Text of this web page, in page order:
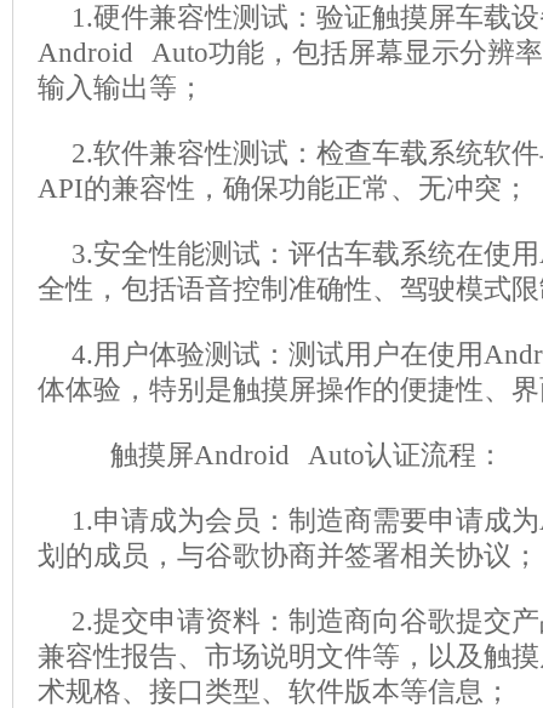
1.硬件兼容性测试：验证触摸屏车载
Android Auto功能，包括屏幕显示分辨
输入输出等；
2.软件兼容性测试：检查车载系统软
API的兼容性，确保功能正常、无冲突；
3.安全性能测试：评估车载系统在使
全性，包括语音控制准确性、驾驶模式
4.用户体验测试：测试用户在使用
体体验，特别是触摸屏操作的便捷性、
触摸屏Android Auto认证流程：
1.申请成为会员：制造商需要申请成
划的成员，与谷歌协商并签署相关协议；
2.提交申请资料：制造商向谷歌提交
兼容性报告、市场说明文件等，以及触
术规格、接口类型、软件版本等信息；